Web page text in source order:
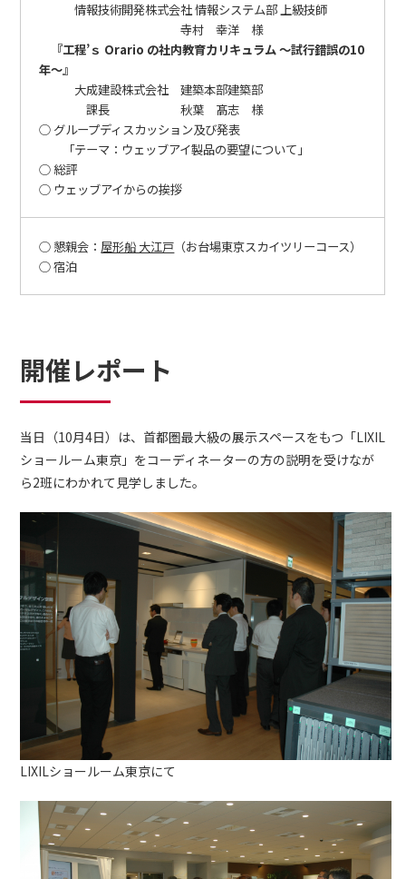
情報技術開発株式会社 情報システム部 上級技師
寺村 幸洋 様
『工程’ｓ Orario の社内教育カリキュラム ～試行錯誤の10
年～』
大成建設株式会社 建築本部建築部
課長 秋葉 髙志 様
○ グループディスカッション及び発表
「テーマ：ウェッブアイ製品の要望について」
○ 総評
○ ウェッブアイからの挨拶
○ 懇親会： 屋形船 大江戸 （お台場東京スカイツリーコース）
○ 宿泊
開催レポート
当日（10月4日）は、首都圏最大級の展示スペースをもつ「LIXIL
ショールーム東京」をコーディネーターの方の説明を受けなが
ら2班にわかれて見学しました。
LIXILショールーム東京にて